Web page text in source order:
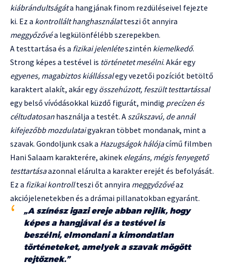
kiábrándultságáta hangjának finom rezdüléseivel fejezte
ki. Ez a kontrollált hanghasználatteszi őt annyira
meggyőzővéa legkülönfélébb szerepekben.
A testtartása és a fizikai jelenléteszintén kiemelkedő.
Strong képes a testével is történetet mesélni. Akár egy
egyenes, magabiztos kiállássalegy vezetői pozíciót betöltő
karaktert alakít, akár egyösszehúzott, feszült testtartással
egy belső vívódásokkal küzdő figurát, mindig precízen és
céltudatosan használja a testét. A szűkszavú, de annál
kifejezőbb mozdulataigyakran többet mondanak, mint a
szavak. Gondoljunk csak a Hazugságok hálójacímű filmben
Hani Salaam karakterére, akinek elegáns, mégis fenyegető
testtartásaazonnal elárulta a karakter erejét és befolyását.
Ez a fizikai kontrollteszi őt annyira meggyőzővéaz
akciójelenetekben és a drámai pillanatokban egyaránt.
„A színész igazi ereje abban rejlik, hogy
képes a hangjával és a testével is
beszélni, elmondani a kimondatlan
történeteket, amelyek a szavak mögött
rejtőznek.”